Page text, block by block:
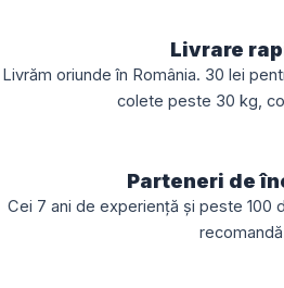
Livrare
Livrăm oriunde în România. 30 lei
colete peste 30 kg,
Parteneri de
Cei 7 ani de experiență și peste 100